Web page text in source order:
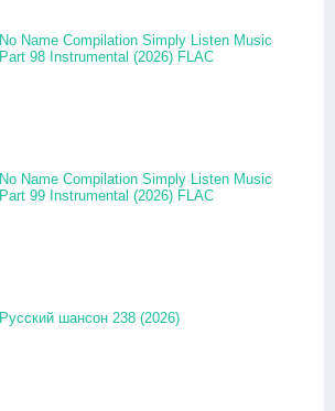
No Name Compilation Simply Listen Music
Part 98 Instrumental (2026) FLAC
No Name Compilation Simply Listen Music
Part 99 Instrumental (2026) FLAC
Русский шансон 238 (2026)